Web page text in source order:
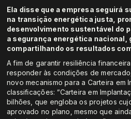
Ela disse que a empresa seguirá
na transição energética justa,
desenvolvimento sustentável do
a segurança energética nacional,
compartilhando os resultados
A fim de garantir resiliência
responder às condições de
novo mecanismo para a Carteira em
classificações: “Carteira em
bilhões, que engloba os projetos
aprovado no plano, mesmo que